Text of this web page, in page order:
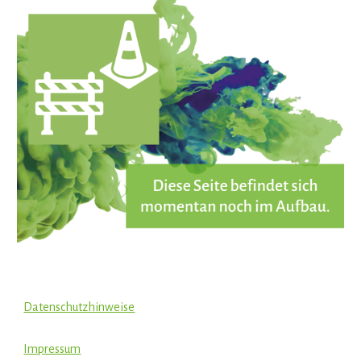
Datenschutzhinweise
Impressum